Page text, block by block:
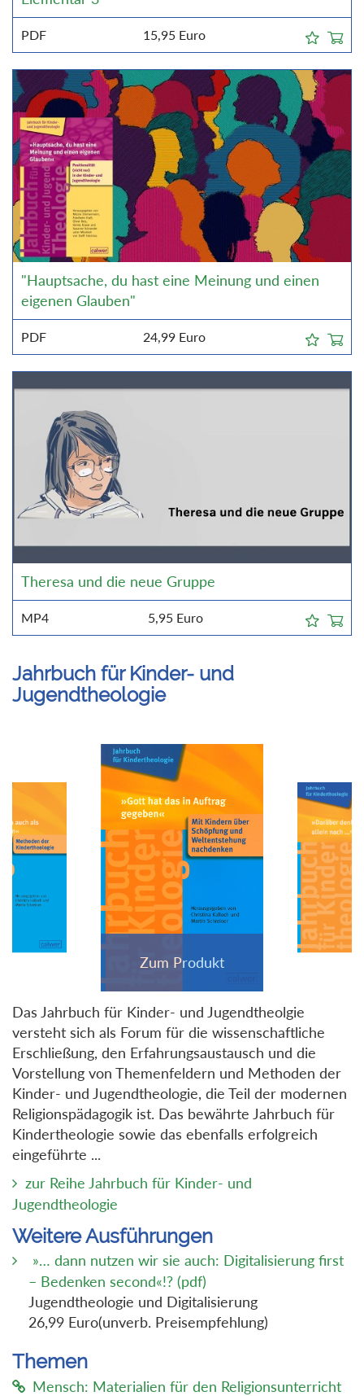
PDF 15,95 Euro
"Hauptsache, du hast eine Meinung und einen
eigenen Glauben"
PDF 24,99 Euro
Theresa und die neue Gruppe
MP4 5,95 Euro
Jahrbuch für Kinder- und
Jugendtheologie
Das Jahrbuch für Kinder- und Jugendtheolgie
versteht sich als Forum für die wissenschaftliche
Erschließung, den Erfahrungsaustausch und die
Vorstellung von Themenfeldern und Methoden der
Kinder- und Jugendtheologie, die Teil der modernen
Religionspädagogik ist. Das bewährte Jahrbuch für
Kindertheologie sowie das ebenfalls erfolgreich
eingeführte ...
zur Reihe Jahrbuch für Kinder- und
Jugendtheologie
Weitere Ausführungen
»… dann nutzen wir sie auch: Digitalisierung first
– Bedenken second«!? (pdf)
Jugendtheologie und Digitalisierung
26,99 Euro(unverb. Preisempfehlung)
Themen
Mensch: Materialien für den Religionsunterricht